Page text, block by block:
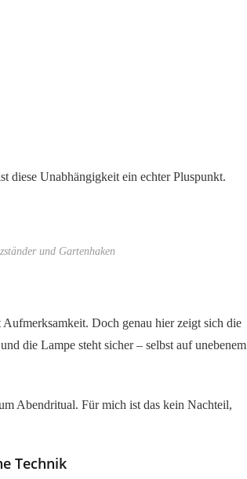
diese Unabhängigkeit ein echter Pluspunkt.
und Gartenhaken
Doch genau hier zeigt sich die
die Lampe steht sicher – selbst auf unebenem
Abendritual. Für mich ist das kein Nachteil,
Technik